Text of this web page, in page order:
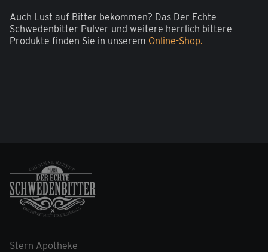
Auch Lust auf Bitter bekommen? Das Der Echte
Schwedenbitter Pulver und weitere herrlich bittere
Produkte finden Sie in unserem Online-Shop.
Stern Apotheke